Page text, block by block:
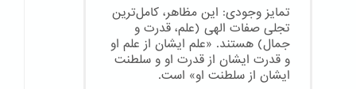
تمایز وجودی: این مظاهر، کامل‌ترین
تجلی صفات الهی (علم، قدرت و
جمال) هستند. «علم ایشان از علم او
و قدرت ایشان از قدرت او و سلطنت
ایشان از سلطنت او» است.